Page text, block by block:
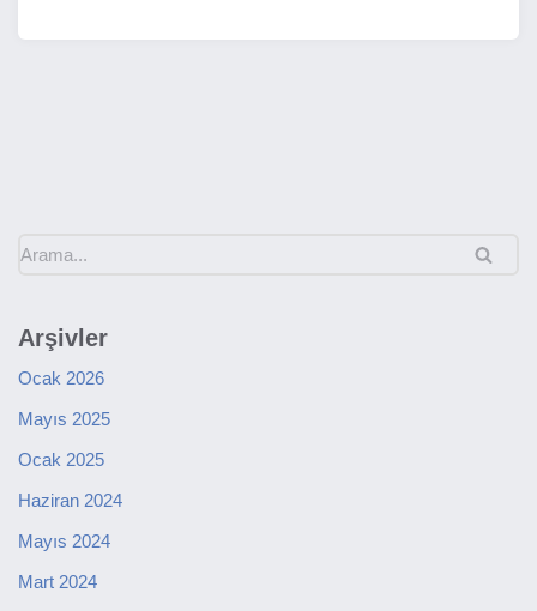
Arşivler
Ocak 2026
Mayıs 2025
Ocak 2025
Haziran 2024
Mayıs 2024
Mart 2024